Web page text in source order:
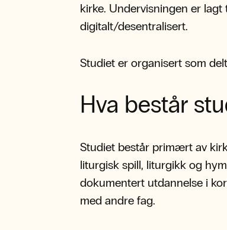
kirke. Undervisningen er
digitalt/desentralisert.
Studiet er organisert som
Hva består
Studiet består primært av
liturgisk spill, liturgikk og
dokumentert utdannelse i
med andre fag.